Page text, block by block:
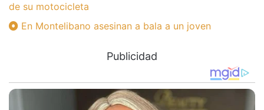
de su motocicleta
En Montelibano asesinan a bala a un joven
Publicidad